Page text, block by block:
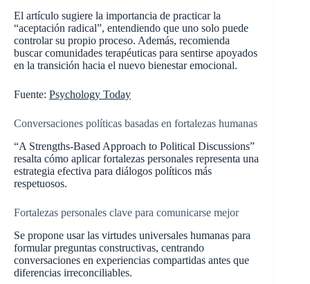
El artículo sugiere la importancia de practicar la
“aceptación radical”, entendiendo que uno solo puede
controlar su propio proceso. Además, recomienda
buscar comunidades terapéuticas para sentirse apoyados
en la transición hacia el nuevo bienestar emocional.
Fuente: Psychology Today
Conversaciones políticas basadas en fortalezas humanas
“A Strengths-Based Approach to Political Discussions”
resalta cómo aplicar fortalezas personales representa una
estrategia efectiva para diálogos políticos más
respetuosos.
Fortalezas personales clave para comunicarse mejor
Se propone usar las virtudes universales humanas para
formular preguntas constructivas, centrando
conversaciones en experiencias compartidas antes que
diferencias irreconciliables.